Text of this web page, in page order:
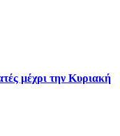
μέχρι την Κυριακή